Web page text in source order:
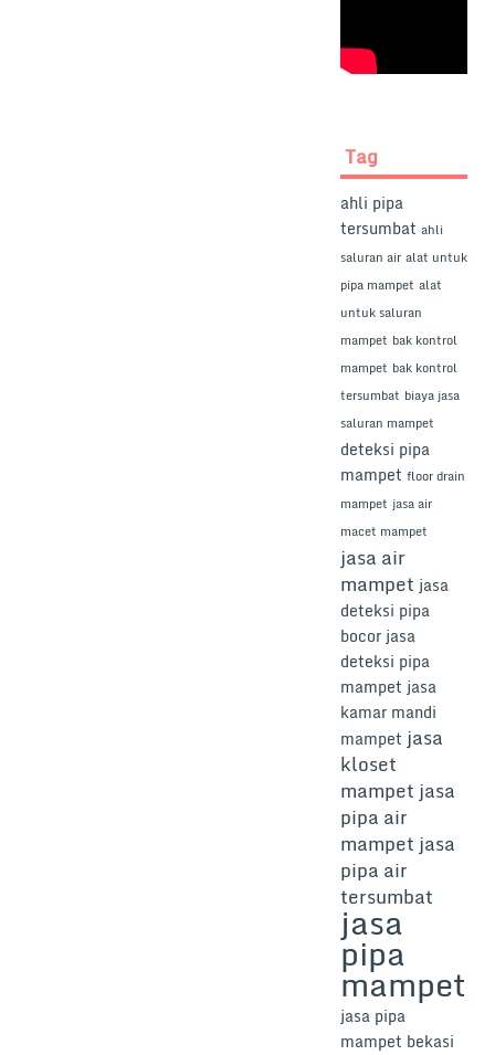
Tag
ahli pipa
tersumbat ahli
saluran air alat untuk
pipa mampet alat
untuk saluran
mampet bak kontrol
mampet bak kontrol
tersumbat biaya jasa
saluran mampet
deteksi pipa
mampet floor drain
mampet jasa air
macet mampet
jasa air
mampet jasa
deteksi pipa
bocor jasa
deteksi pipa
mampet jasa
kamar mandi
mampet jasa
kloset
mampet jasa
pipa air
mampet jasa
pipa air
tersumbat
jasa
pipa
mampet
jasa pipa
mampet bekasi